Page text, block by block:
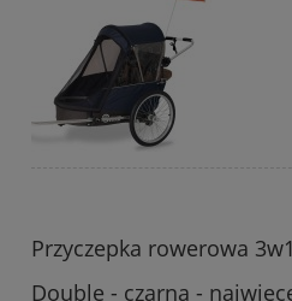
Przyczepka rowerowa
Double - czarna -